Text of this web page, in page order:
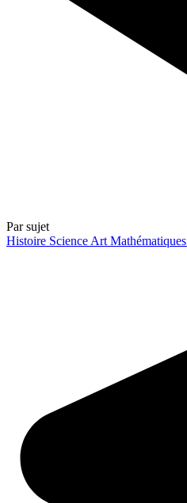
Par sujet
Histoire Science Art Mathématiques